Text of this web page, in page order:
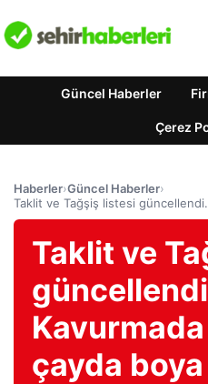
Güncel Haberler
Çerez
Haberler›Güncel Haberler›
Taklit ve Tağşiş listesi
Taklit ve
çayda boya